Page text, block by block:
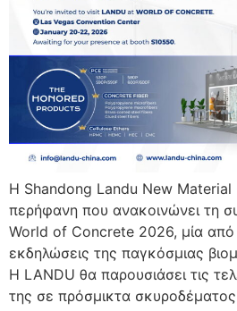
Η Shandong Landu New Material
περήφανη που ανακοινώνει τη
World of Concrete 2026, μία από
εκδηλώσεις της παγκόσμιας
Η LANDU θα παρουσιάσει τις
της σε πρόσμικτα